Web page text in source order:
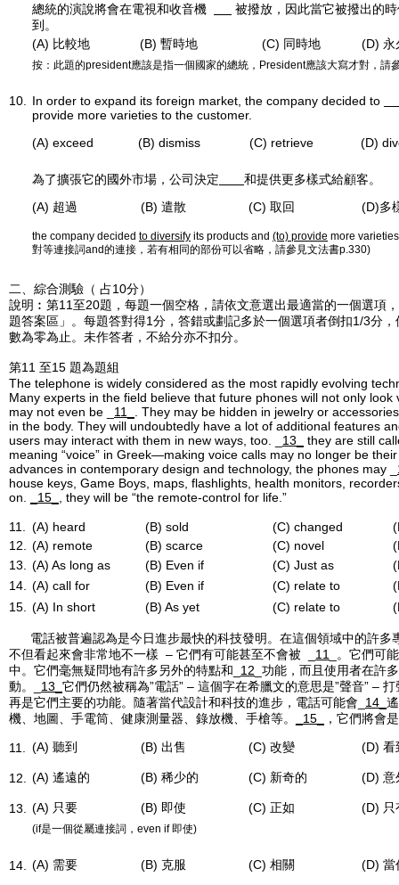
總統的演說將會在電視和收音機
被撥放，因此當它被撥出的
到。
(A) 比較地
(B) 暫時地 (C) 同時地 (D) 永
按：此題的president應該是指一個國家的總統，President應該大寫才對，請
10.
In order to expand its foreign market, the company decided to
provide more varieties to the customer.
(A) exceed
(B) dismiss (C) retrieve (D)
為了擴張它的國外市場，公司決定
和提供更多樣式給顧客。
(A) 超過
(B) 遣散 (C) 取回 (D)多
the company decided to diversify its products and (to) provide more
對等連接詞and的連接，若有相同的部份可以省略，請參見文法書p.330)
二、綜合測驗（ 占10分）
說明︰第11至20題，每題一個空格，請依文意選出最適當的一個選項
題答案區」。每題答對得1分，答錯或劃記多於一個選項者倒扣1/3分
數為零為止。未作答者，不給分亦不扣分。
第11 至15 題為題組
The telephone is widely considered as the most rapidly evolving
Many experts in the field believe that future phones will not only look
may not even be _ 11_
. They may be hidden in jewelry or
in the body. They will undoubtedly have a lot of additional features
users may interact with them in new ways, too. _ 13_
they are still
meaning “voice” in Greek—making voice calls may no longer be
advances in contemporary design and technology, the phones may _
house keys, Game Boys, maps, flashlights, health monitors,
on.
_15_ , they will be “the remote-control for life.”
11. (A) heard (B) sold (C) changed
12.
(A) remote (B) scarce (C) novel
13.
(A) As long as (B) Even if (C) Just as
14.
(A) call for (B) Even if (C) relate to
15.
(A) In short (B) As yet (C) relate to
電話被普遍認為是今日進步最快的科技發明。在這個領域中的許多
不但看起來會非常地不一樣 – 它們有可能甚至不會被 _ 11
_。它們可
中。它們毫無疑問地有許多另外的特點和_ 12 _功能，而且使用者在許
動。_ 13_ 它們仍然被稱為”電話” – 這個字在希臘文的意思是”聲音” –
再是它們主要的功能。隨著當代設計和科技的進步，電話可能會_ 14_
機、地圖、手電筒、健康測量器、錄放機、手槍等。
_15 ，它們將會
11. (A) 聽到 (B) 出售 (C) 改變 (D) 看
12. (A) 遙遠的 (B) 稀少的 (C) 新奇的 (D) 意
13. (A) 只要 (B) 即使 (C) 正如 (D)
(if是一個從屬連接詞，even if 即使)
14. (A) 需要 (B) 克服 (C) 相關 (D) 當